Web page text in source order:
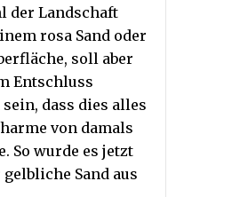
der Landschaft
rosa Sand oder
soll aber
Entschluss
dass dies alles
von damals
So wurde es jetzt
gelbliche Sand aus